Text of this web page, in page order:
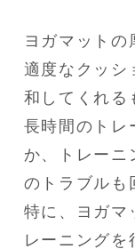
ヨガマットの
適度なクッシ
和してくれる
長時間のトレ
か、トレーニ
のトラブルも
特に、ヨガマ
レーニングを